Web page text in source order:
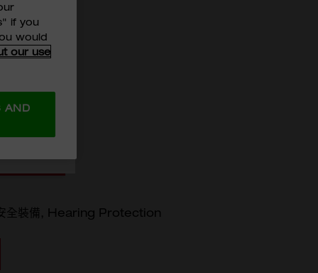
及
購物車
全裝備 Hearing Protection
if you
would
our use
AND